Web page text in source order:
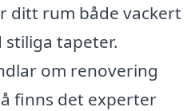
ditt rum både vackert
tapeter.
om renovering
finns det experter